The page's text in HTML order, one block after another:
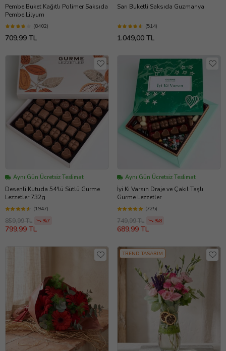
Pembe Buket Kağıtlı Polimer Saksıda
Pembe Lilyum
(8402)
709,99 TL
Sarı Buketli Saksıda Guzmanya
(514)
1.049,00 TL
Aynı Gün Ücretsiz Teslimat
Desenli Kutuda 54'lü Sütlü Gurme
Lezzetler 732g
(1947)
859,99 TL %7
799,99 TL
Aynı Gün Ücretsiz Teslimat
İyi Ki Varsın Draje ve Çakıl Taşlı
Gurme Lezzetler
(725)
749,99 TL %8
689,99 TL
TREND TASARIM